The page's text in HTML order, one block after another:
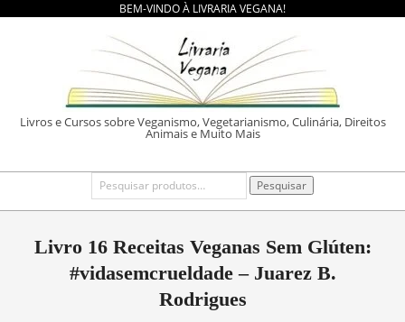
BEM-VINDO À LIVRARIA VEGANA!
LIVRARIA
Livros e Cursos sobre Veganismo, Vegetarianismo, Culinária, Direitos
Animais e Muito Mais
Primary
Pesquisar
por:
Pesquisar
Livro 16 Receitas Veganas Sem Glúten:
#vidasemcrueldade – Juarez B.
Rodrigues